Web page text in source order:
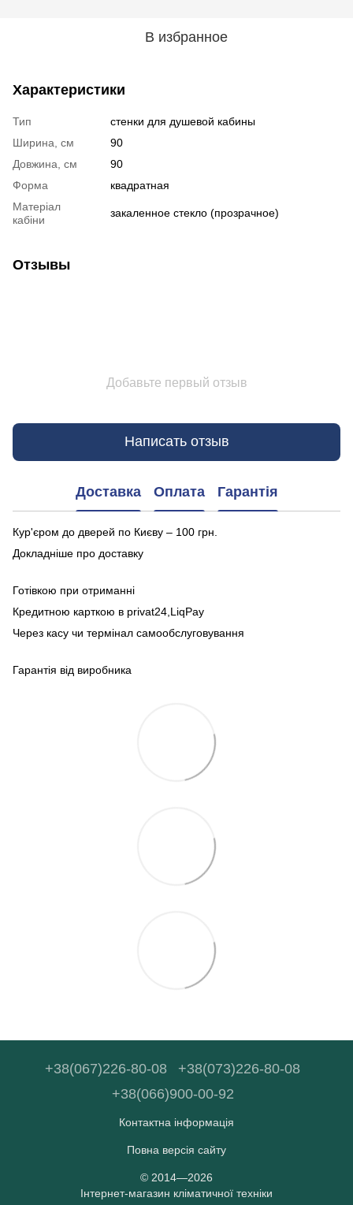
В избранное
Характеристики
Тип
стенки для душевой кабины
Ширина, см
90
Довжина, см
90
Форма
квадратная
Матеріал
кабіни
закаленное стекло (прозрачное)
Отзывы
Добавьте первый отзыв
Написать отзыв
Доставка Оплата Гарантія
Кур'єром до дверей по Києву – 100 грн.
Докладніше про доставку
Готівкою при отриманні
Кредитною карткою в privat24,LiqPay
Через касу чи термінал самообслуговування
Гарантія від виробника
+38(067)226-80-08
+38(073)226-80-08
+38(066)900-00-92
Контактна інформація
Повна версія сайту
© 2014—2026
Інтернет-магазин кліматичної техніки